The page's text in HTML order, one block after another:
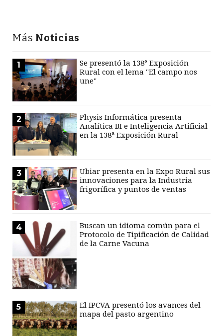
Más Noticias
1
Se presentó la 138° Exposición
Rural con el lema "El campo nos
une"
2
Physis Informática presenta
Analítica BI e Inteligencia Artificial
en la 138ª Exposición Rural
3
Ubiar presenta en la Expo Rural sus
innovaciones para la Industria
frigorífica y puntos de ventas
4
Buscan un idioma común para el
Protocolo de Tipificación de Calidad
de la Carne Vacuna
5
El IPCVA presentó los avances del
mapa del pasto argentino